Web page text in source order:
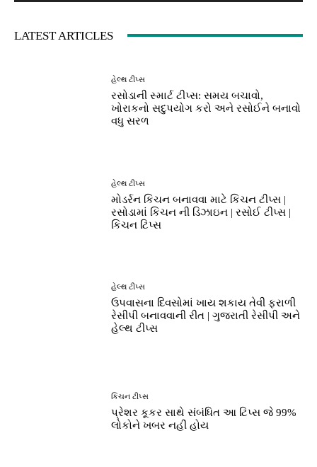
LATEST ARTICLES
હેલ્થ ટીપ્સ
રસોડાની સ્માર્ટ ટીપ્સ: સમય બચાવો,
ખોરાકનો સદુપયોગ કરો અને રસોઈને બનાવો
વધુ સરળ
હેલ્થ ટીપ્સ
મોડર્રન કિચન બનાવવા માટે કિચન ટીપ્સ |
રસોડામાં કિચન ની ડિઝાઇન | રસોઈ ટીપ્સ |
કિચન ટિપ્સ
હેલ્થ ટીપ્સ
ઉપવાસના દિવસોમાં ખાય શકાય તેવી ફરાળી
રેસીપી બનાવવાની રીત | ગુજરાતી રેસીપી અને
હેલ્થ ટીપ્સ
કિચન ટીપ્સ
પ્રેશર કૂકર સાથે સંબંધિત આ ટિપ્સ જે 99%
લોકોને ખબર નહીં હોય